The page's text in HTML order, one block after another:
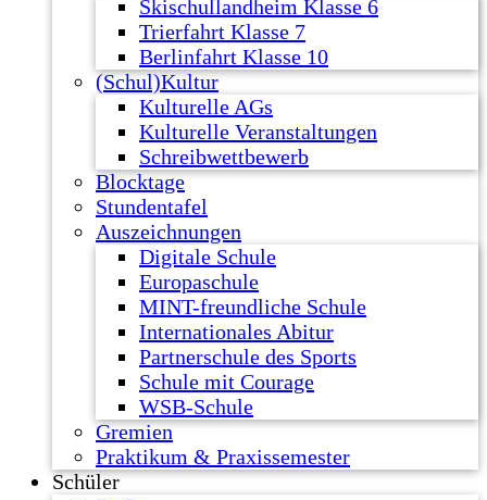
Skischullandheim Klasse 6
Trierfahrt Klasse 7
Berlinfahrt Klasse 10
(Schul)Kultur
Kulturelle AGs
Kulturelle Veranstaltungen
Schreibwettbewerb
Blocktage
Stundentafel
Auszeichnungen
Digitale Schule
Europaschule
MINT-freundliche Schule
Internationales Abitur
Partnerschule des Sports
Schule mit Courage
WSB-Schule
Gremien
Praktikum & Praxissemester
Schüler